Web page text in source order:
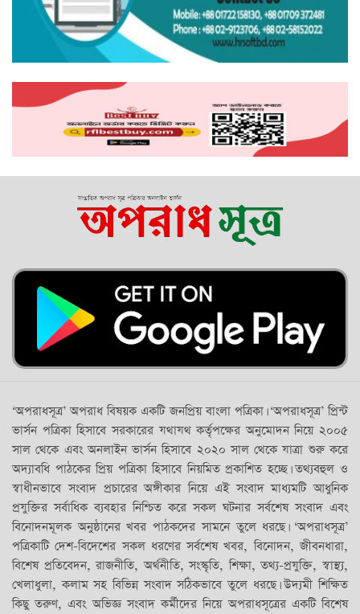
‘অপরাধসূত্র’ অপরাধ বিষয়ক একটি জনপ্রিয় বাংলা পত্রিকা। ‘অপরাধসূত্র’ প্রিন্ট
ভার্সন পত্রিকা হিসাবে সরকারের যথাযথ কর্তৃপক্ষের অনুমোদন নিয়ে ২০০৫
সাল থেকে এবং অনলাইন ভার্সন হিসাবে ২০২০ সাল থেকে যাত্রা শুরু করে
অদ্যাবধি পাঠকের প্রিয় পত্রিকা হিসাবে নিয়মিত প্রকাশিত হচ্ছে। তথ্যবহুল ও
স্বাধীনভাবে সংবাদ প্রচারের অঙ্গীকার নিয়ে এই সংবাদ মাধ্যমটি আধুনিক
প্রযুক্তির সর্বাধিক ব্যবহার নিশ্চিত করে সকল ঘটনার সর্বশেষ সংবাদ এবং
বিনোদনমূলক অনুষ্ঠানের খবর পাঠকদের সামনে তুলে ধরছে। ‘অপরাধসূত্র’
পত্রিকাটি দেশ-বিদেশের সকল ধরণের সর্বশেষ খবর, বিনোদন, জীবনধারা,
বিশেষ প্রতিবেদন, রাজনীতি, অর্থনীতি, সংস্কৃতি, শিক্ষা, তথ্য-প্রযুক্তি, স্বাস্থ্য,
খেলাধুলা, কলাম সহ বিভিন্ন সংবাদ সঠিকভাবে তুলে ধরছে। উদ্যমী শিক্ষিত
কিছু তরুণ, এবং অভিজ্ঞ সংবাদ কর্মীদের নিয়ে অপরাধসূত্রের একটি বিশেষ